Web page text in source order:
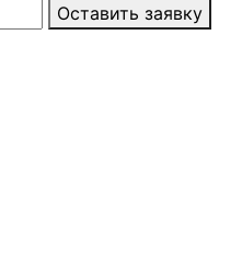
Оставить заявку